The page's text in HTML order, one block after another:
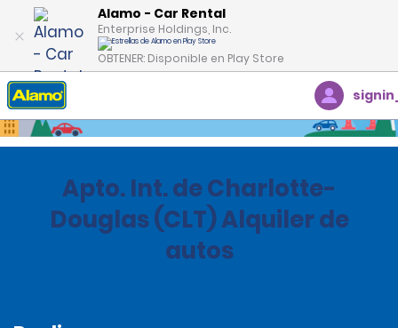
Alamo - Car Rental
Enterprise Holdings, Inc.
OBTENER: Disponible en Play Store
Inicio Oficinas North Carolina
Apto. Int. de Charlotte-
Douglas (CLT) Alquiler de
autos